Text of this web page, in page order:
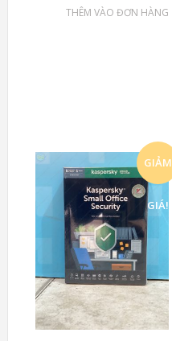
THÊM VÀO ĐƠN HÀNG
GIẢM
GIÁ!